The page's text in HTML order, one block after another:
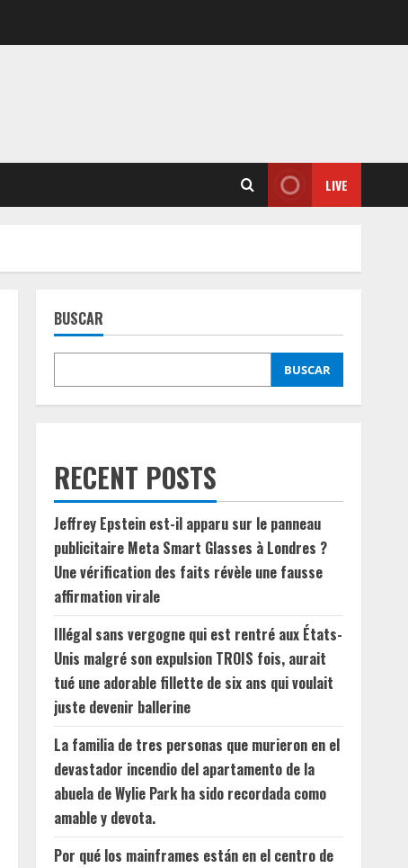
LIVE
BUSCAR
BUSCAR
RECENT POSTS
Jeffrey Epstein est-il apparu sur le panneau
publicitaire Meta Smart Glasses à Londres ?
Une vérification des faits révèle une fausse
affirmation virale
Illégal sans vergogne qui est rentré aux États-
Unis malgré son expulsion TROIS fois, aurait
tué une adorable fillette de six ans qui voulait
juste devenir ballerine
La familia de tres personas que murieron en el
devastador incendio del apartamento de la
abuela de Wylie Park ha sido recordada como
amable y devota.
Por qué los mainframes están en el centro de